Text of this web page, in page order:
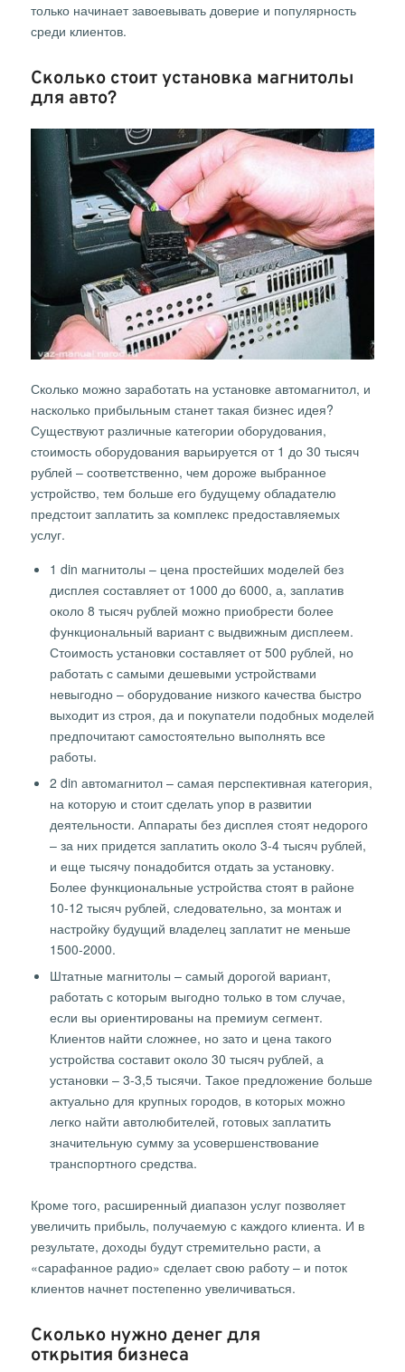
только начинает завоевывать доверие и популярность
среди клиентов.
Сколько стоит установка магнитолы
для авто?
Сколько можно заработать на установке автомагнитол, и
насколько прибыльным станет такая бизнес идея?
Существуют различные категории оборудования,
стоимость оборудования варьируется от 1 до 30 тысяч
рублей – соответственно, чем дороже выбранное
устройство, тем больше его будущему обладателю
предстоит заплатить за комплекс предоставляемых
услуг.
1 din магнитолы – цена простейших моделей без
дисплея составляет от 1000 до 6000, а, заплатив
около 8 тысяч рублей можно приобрести более
функциональный вариант с выдвижным дисплеем.
Стоимость установки составляет от 500 рублей, но
работать с самыми дешевыми устройствами
невыгодно – оборудование низкого качества быстро
выходит из строя, да и покупатели подобных моделей
предпочитают самостоятельно выполнять все
работы.
2 din автомагнитол – самая перспективная категория,
на которую и стоит сделать упор в развитии
деятельности. Аппараты без дисплея стоят недорого
– за них придется заплатить около 3-4 тысяч рублей,
и еще тысячу понадобится отдать за установку.
Более функциональные устройства стоят в районе
10-12 тысяч рублей, следовательно, за монтаж и
настройку будущий владелец заплатит не меньше
1500-2000.
Штатные магнитолы – самый дорогой вариант,
работать с которым выгодно только в том случае,
если вы ориентированы на премиум сегмент.
Клиентов найти сложнее, но зато и цена такого
устройства составит около 30 тысяч рублей, а
установки – 3-3,5 тысячи. Такое предложение больше
актуально для крупных городов, в которых можно
легко найти автолюбителей, готовых заплатить
значительную сумму за усовершенствование
транспортного средства.
Кроме того, расширенный диапазон услуг позволяет
увеличить прибыль, получаемую с каждого клиента. И в
результате, доходы будут стремительно расти, а
«сарафанное радио» сделает свою работу – и поток
клиентов начнет постепенно увеличиваться.
Сколько нужно денег для
открытия бизнеса